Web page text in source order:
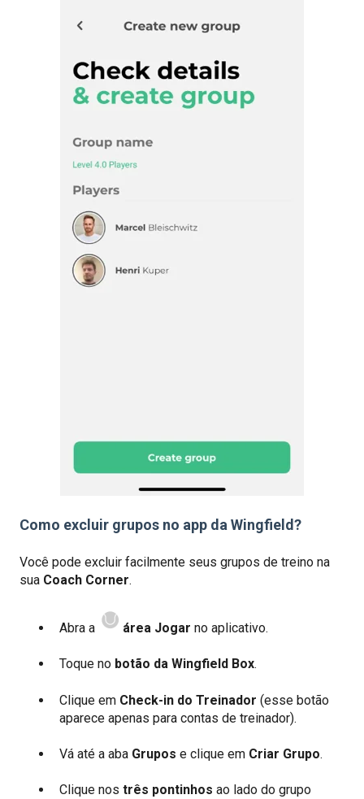
Como excluir grupos no app da Wingfield?
Você pode excluir facilmente seus grupos de treino na
sua Coach Corner.
Abra a área Jogar no aplicativo.
Toque no botão da Wingfield Box.
Clique em Check-in do Treinador (esse botão
aparece apenas para contas de treinador).
Vá até a aba Grupos e clique em Criar Grupo.
Clique nos três pontinhos ao lado do grupo